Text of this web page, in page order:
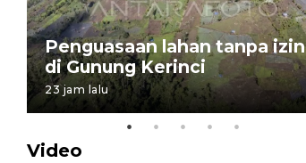
Penguasaan lahan tanpa izin
di Gunung Kerinci
23 jam lalu
Video